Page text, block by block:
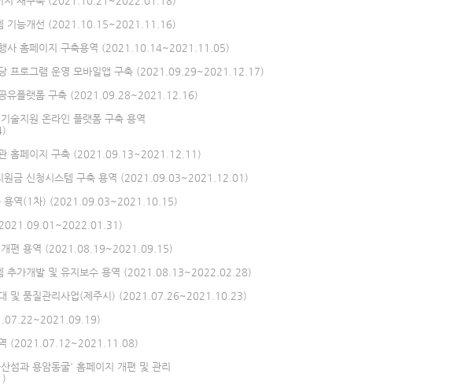
기능개선 (2021.10.15~2021.11.16)
사 홈페이지 구축용역 (2021.10.14~2021.11.05)
당 프로그램 운영 모바일앱 구축 (2021.09.29~2021.12.17)
공유플랫폼 구축 (2021.09.28~2021.12.16)
술지원 온라인 플랫폼 구축 용역
관 홈페이지 구축 (2021.09.13~2021.12.11)
원금 신청시스템 구축 용역 (2021.09.03~2021.12.01)
용역(1차) (2021.09.03~2021.10.15)
개편 용역 (2021.08.19~2021.09.15)
추가개발 및 유지보수 용역 (2021.08.13~2022.02.28)
및 품질관리사업(제주시) (2021.07.26~2021.10.23)
역 (2021.07.12~2021.11.08)
섬과 용암동굴' 홈페이지 개편 및 관리